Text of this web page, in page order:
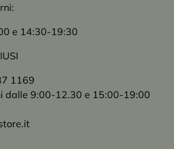
e 14:30-19:30
1169
dalle 9:00-12.30 e 15:00-19:00